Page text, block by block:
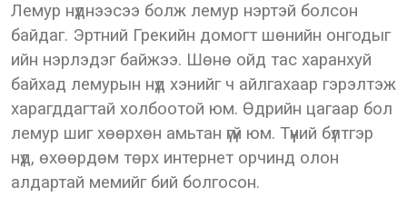
Лемур нүднээсээ болж лемур нэртэй болсон
байдаг. Эртний Грекийн домогт шөнийн онгодыг
ийн нэрлэдэг байжээ. Шөнө ойд тас харанхуй
байхад лемурын нүд хэнийг ч айлгахаар гэрэлтэж
харагддагтай холбоотой юм. Өдрийн цагаар бол
лемур шиг хөөрхөн амьтан үгүй юм. Түүний бүлтгэр
нүд, өхөөрдөм төрх интернет орчинд олон
алдартай мемийг бий болгосон.